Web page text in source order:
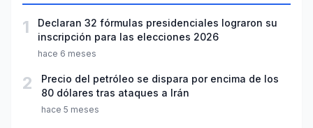
1
Declaran 32 fórmulas presidenciales lograron su
inscripción para las elecciones 2026
hace 6 meses
2
Precio del petróleo se dispara por encima de los
80 dólares tras ataques a Irán
hace 5 meses